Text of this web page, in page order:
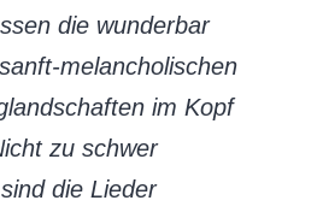
die wunderbar
melancholischen
im Kopf
zu schwer
die Lieder